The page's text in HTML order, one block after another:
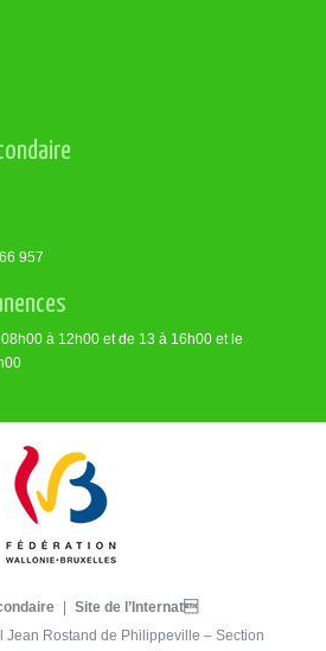
957
à 12h00 et de 13 à 16h00 et le
Site de l’Internat
Jean Rostand de Philippeville – Section